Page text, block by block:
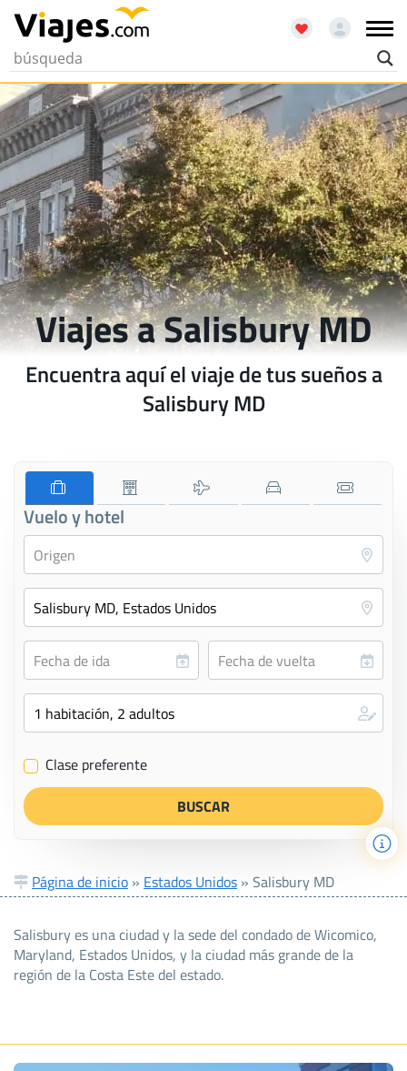
Viajes a Salisbury MD
Encuentra aquí el viaje de tus sueños a
Salisbury MD
Vuelo y hotel
✔ Clase preferente
Página de inicio » Estados Unidos » Salisbury MD
Salisbury es una ciudad y la sede del condado de Wicomico,
Maryland, Estados Unidos, y la ciudad más grande de la
región de la Costa Este del estado.